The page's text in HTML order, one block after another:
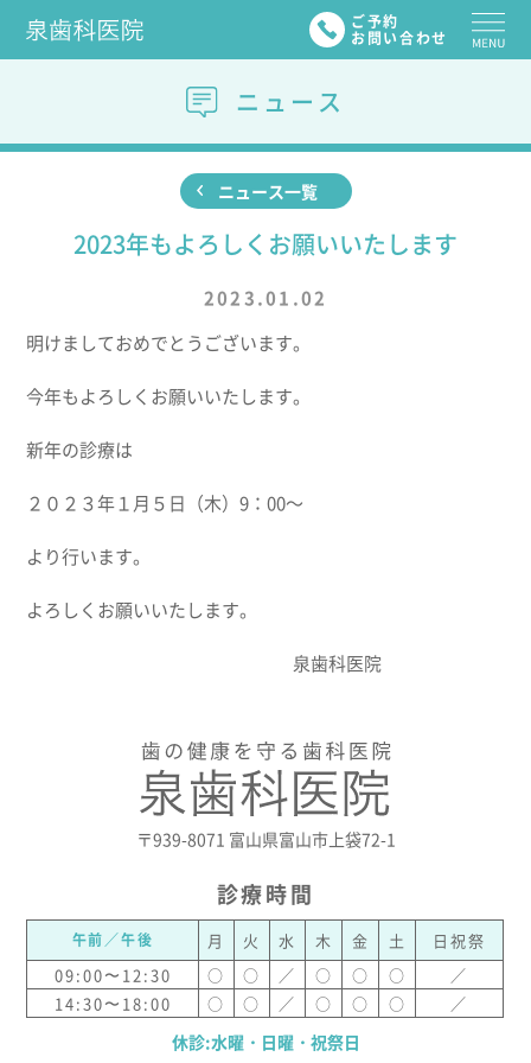
ご予約
お問い合わせ
ニュース
ニュース一覧
2023年もよろしくお願いいたします
2023.01.02
明けましておめでとうございます。
今年もよろしくお願いいたします。
新年の診療は
２０２３年１月５日（木）9：00～
より行います。
よろしくお願いいたします。
泉歯科医院
〒939-8071 富山県富山市上袋72-1
診療時間
午前／午後 月 火 水 木 金 土
日祝祭
09:00〜12:30
○ ○ ／ ○ ○ ○
／
14:30〜18:00
○ ○ ／ ○ ○ ○ ／
休診:水曜・日曜・祝祭日